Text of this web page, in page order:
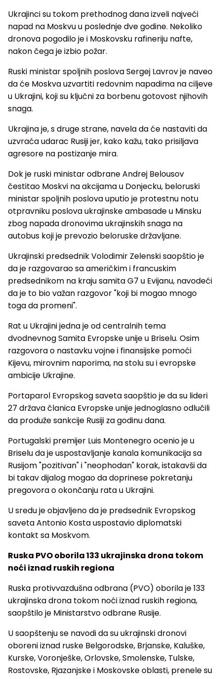
Ukrajinci su tokom prethodnog dana izveli najveći
napad na Moskvu u poslednje dve godine. Nekoliko
dronova pogodilo je i Moskovsku rafineriju nafte,
nakon čega je izbio požar.
Ruski ministar spoljnih poslova Sergej Lavrov je naveo
da će Moskva uzvartiti redovnim napadima na ciljeve
u Ukrajini, koji su ključni za borbenu gotovost njihovih
snaga.
Ukrajina je, s druge strane, navela da će nastaviti da
uzvraća udarac Rusiji jer, kako kažu, tako prisiljava
agresore na postizanje mira.
Dok je ruski ministar odbrane Andrej Belousov
čestitao Moskvi na akcijama u Donjecku, beloruski
ministar spoljnih poslova uputio je protestnu notu
otpravniku poslova ukrajinske ambasade u Minsku
zbog napada dronovima ukrajinskih snaga na
autobus koji je prevozio beloruske državljane.
Ukrajinski predsednik Volodimir Zelenski saopštio je
da je razgovarao sa američkim i francuskim
predsednikom na kraju samita G7 u Evijanu, navodeći
da je to bio važan razgovor "koji bi mogao mnogo
toga da promeni".
Rat u Ukrajini jedna je od centralnih tema
dvodnevnog Samita Evropske unije u Briselu. Osim
razgovora o nastavku vojne i finansijske pomoći
Kijevu, mirovnim naporima, na stolu su i evropske
ambicije Ukrajine.
Portaparol Evropskog saveta saopštio je da su lideri
27 država članica Evropske unije jednoglasno odlučili
da produže sankcije Rusiji za godinu dana.
Portugalski premijer Luis Montenegro ocenio je u
Briselu da je uspostavljanje kanala komunikacija sa
Rusijom "pozitivan" i "neophodan" korak, istakavši da
bi takav dijalog mogao da doprinese pokretanju
pregovora o okončanju rata u Ukrajini.
U sredu je objavljeno da je predsednik Evropskog
saveta Antonio Kosta uspostavio diplomatski
kontakt sa Moskvom.
Ruska PVO oborila 133 ukrajinska drona tokom
noći iznad ruskih regiona
Ruska protivvazdušna odbrana (PVO) oborila je 133
ukrajinska drona tokom noći iznad ruskih regiona,
saopštilo je Ministarstvo odbrane Rusije.
U saopštenju se navodi da su ukrajinski dronovi
oboreni iznad ruske Belgorodske, Brjanske, Kaluške,
Kurske, Voronješke, Orlovske, Smolenske, Tulske,
Rostovske, Rjazanjske i Moskovske oblasti, prenele su